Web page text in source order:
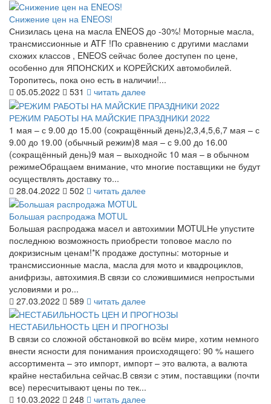
Снижение цен на ENEOS!
Снизилась цена на масла ENEOS до -30%! Моторные масла,
трансмиссионные и ATF !По сравнению с другими маслами
схожих классов , ENEOS сейчас более доступен по цене,
особенно для ЯПОНСКИХ и КОРЕЙСКИХ автомобилей.
Торопитесь, пока оно есть в наличии!...
05.05.2022
531 читать далее
РЕЖИМ РАБОТЫ НА МАЙСКИЕ ПРАЗДНИКИ 2022
1 мая – с 9.00 до 15.00 (сокращённый день)2,3,4,5,6,7 мая – с
9.00 до 19.00 (обычный режим)8 мая – с 9.00 до 16.00
(сокращённый день)9 мая – выходнойс 10 мая – в обычном
режимеОбращаем внимание, что многие поставщики не будут
осуществлять доставку то...
28.04.2022
502 читать далее
Большая распродажа MOTUL
Большая распродажа масел и автохимии MOTULНе упустите
последнюю возможность приобрести топовое масло по
докризисным ценам!*К продаже доступны: моторные и
трансмиссионные масла, масла для мото и квадроциклов,
анифризы, автохимия.В связи со сложившимися непростыми
условиями и ро...
27.03.2022
589 читать далее
НЕСТАБИЛЬНОСТЬ ЦЕН И ПРОГНОЗЫ
В связи со сложной обстановкой во всём мире, хотим немного
внести ясности для понимания происходящего: 90 % нашего
ассортимента – это импорт, импорт – это валюта, а валюта
крайне нестабильна сейчас.В связи с этим, поставщики (почти
все) пересчитывают цены по тек...
10.03.2022
248 читать далее